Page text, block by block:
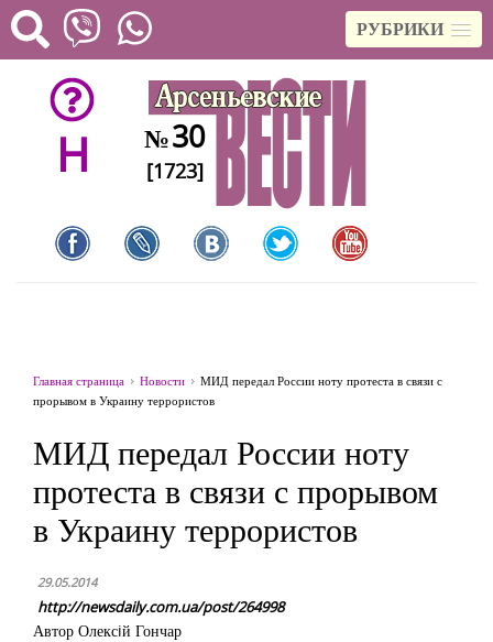
РУБРИКИ
H №30
[1723]
Главная страница Новости
МИД передал России ноту протеста в связи с
прорывом в Украину террористов
МИД передал России ноту
протеста в связи с прорывом
в Украину террористов
29.05.2014
http://newsdaily.com.ua/post/264998
Автор Олексiй Гончар